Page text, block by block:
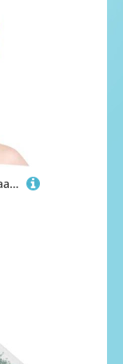
Beatifufu Halloween Skull Haarreif mit Violetten Rosenblüten Leichtes Stirnband für Damen und Stilvolles Halloween Kostümzubehör für Partys Themenfeste und Fotoshootings Komfortabel zu